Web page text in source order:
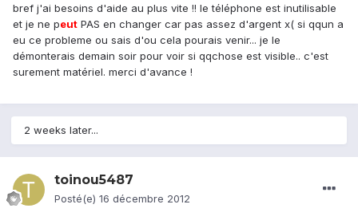
bref j'ai besoins d'aide au plus vite !! le téléphone est inutilisable
et je ne peut PAS en changer car pas assez d'argent x( si qqun a
eu ce probleme ou sais d'ou cela pourais venir... je le
démonterais demain soir pour voir si qqchose est visible.. c'est
surement matériel. merci d'avance !
2 weeks later...
toinou5487
Posté(e) 16 décembre 2012